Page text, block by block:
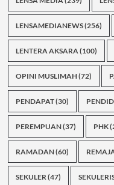
LENSAMEDIANEWS(256)
LENTERA AKSARA(100)
OPINI MUSLIMAH(72)
PENDAPAT(30)
PEREMPUAN(37) PHK
RAMADAN(60)
SEKULER(47)